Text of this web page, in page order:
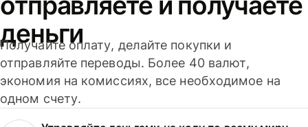
деньги
Получайте оплату, делайте покупки и
отправляйте переводы. Более 40 валют,
экономия на комиссиях, все необходимое на
одном счету.